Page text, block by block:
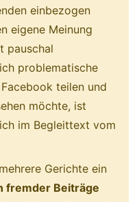
einbezogen
eigene Meinung
pauschal
problematische
teilen und
möchte, ist
im Begleittext vom
Gerichte ein
fremder Beiträge